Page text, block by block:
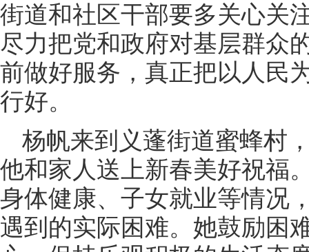
街道和社区干部要多关心关
尽力把党和政府对基层群众
前做好服务，真正把以人民
行好。
杨帆来到义蓬街道蜜蜂村
他和家人送上新春美好祝福
身体健康、子女就业等情况
遇到的实际困难。她鼓励困